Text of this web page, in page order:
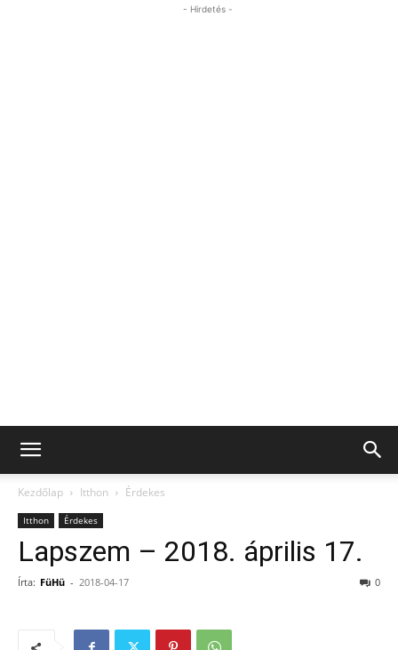
- Hirdetés -
Kezdőlap Itthon Érdekes
Itthon Érdekes
Lapszem – 2018. április 17.
Írta: FüHü - 2018-04-17 0